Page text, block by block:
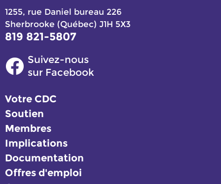
1255, rue Daniel bureau 226
Sherbrooke (Québec) J1H 5X3
819 821-5807
Suivez-nous
sur Facebook
Votre CDC
Soutien
Membres
Implications
Documentation
Offres d'emploi